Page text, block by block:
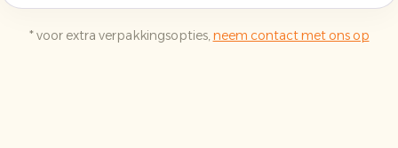
* voor extra verpakkingsopties,neem contact met ons op